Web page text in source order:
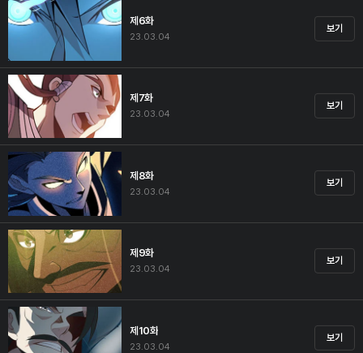
제6화
23.03.04
보기
제7화
23.03.04
보기
제8화
23.03.04
보기
제9화
23.03.04
보기
제10화
23.03.04
보기